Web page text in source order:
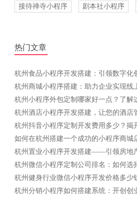
接待禅寺小程序 剧本社小程序
热门文章
杭州食品小程序开发搭建：引领数字化
杭州商城小程序搭建：助力企业实现线
杭州小程序外包定制哪家好一点？了解
杭州酒店小程序开发搭建，让您的酒店
杭州抖音小程序定制开发费用多少？揭
如何在杭州搭建一个成功的小程序商城
杭州置业小程序开发搭建——引领房地
杭州微信小程序定制公司排名：如何选
杭州健身行业微信小程序开发价格多少
杭州分销小程序如何搭建系统：开创创